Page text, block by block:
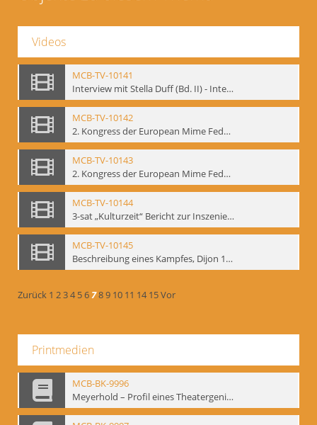
Videos
MCB-TV-10141
Interview mit Stella Duff (Bd. II) - Interne Signatur: BM-vid-58
MCB-TV-10142
2. Kongress der European Mime Federation: „Rekonstruktion/Innovation“, Berlin Mai 1993 - Interne Signatur: BM-vid-59
MCB-TV-10143
2. Kongress der European Mime Federation: „Rekonstruktion/Innovation“, Berlin Mai 1993. Dokumentation der Konferenzaktivitäten - Interne Signatur: BM-vid-70
MCB-TV-10144
3-sat „Kulturzeit“ Bericht zur Inszenierung „Mann ist Mann“ von Thomas Ostermeier und Gennadij Bogdanow - Interne Signatur: BM-vid-80
MCB-TV-10145
Beschreibung eines Kampfes, Dijon 1998. nach Kafka - Interne Signatur: BM-vid-81
Zurück 1 234 56789 10 11 14 15Vor
Printmedien
MCB-BK-9996
Meyerhold – Profil eines Theatergenies. Vortrag. Arbeitsdemonstration - interne Signatur: BM-prt-203